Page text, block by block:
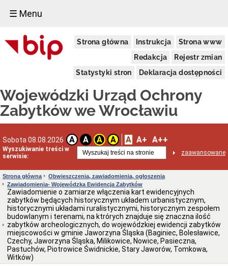
☰ Menu
Strona główna Instrukcja
Strona www
Redakcja
Rejestr zmian
Statystyki stron
Deklaracja dostępności
Wojewódzki Urząd Ochrony
Zabytków we Wrocławiu
Sobota 08.08.2026 A A A A A A+ A++
Wyszukiwanie treści w
serwisie:
zaawansowane
Dostępność
Deklaracja
dostępności
realizowanym
projekcie
dofinansowanym
Europejskich
Delegatury
adresowe
Podstawy
prawne
działalności
Osoby
i
kompetencje
Przedmiot
działania
i
kompetencje
Strona główna
Obwieszczenia, zawiadomienia, ogłoszenia
Zawiadomienia- Wojewódzka Ewidencja Zabytków
Zawiadomienie o zamiarze włączenia kart ewidencyjnych
zabytków będących historycznym układem urbanistycznym,
historycznymi układami ruralistycznymi, historycznym zespołem
budowlanym i terenami, na ktrórych znajduje się znaczna ilość
zabytków archeologicznych, do wojewódzkiej ewidencji zabytków
miejscowości w gminie Jaworzyna Śląska (Baginiec, Bolesławice,
Czechy, Jaworzyna Śląska, Milikowice, Nowice, Pasieczna,
Pastuchów, Piotrowice Świdnickie, Stary Jaworów, Tomkowa,
Witków)